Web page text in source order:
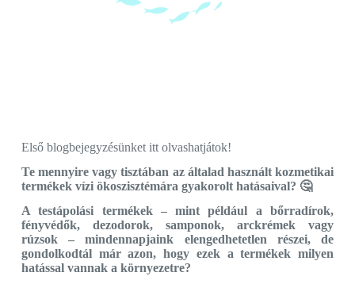
Első blogbejegyzésünket itt olvashatjátok!
Te mennyire vagy tisztában az általad használt kozmetikai
termékek vízi ökoszisztémára gyakorolt hatásaival? 🤔
A testápolási termékek – mint például a bőrradírok,
fényvédők, dezodorok, samponok, arckrémek vagy
rúzsok – mindennapjaink elengedhetetlen részei, de
gondolkodtál már azon, hogy ezek a termékek milyen
hatással vannak a környezetre?